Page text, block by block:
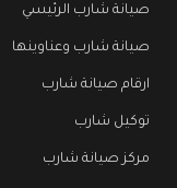
صيانة شارب الرئيسي
صيانة شارب وعناوينها
ارقام صيانة شارب
توكيل شارب
مركز صيانة شارب